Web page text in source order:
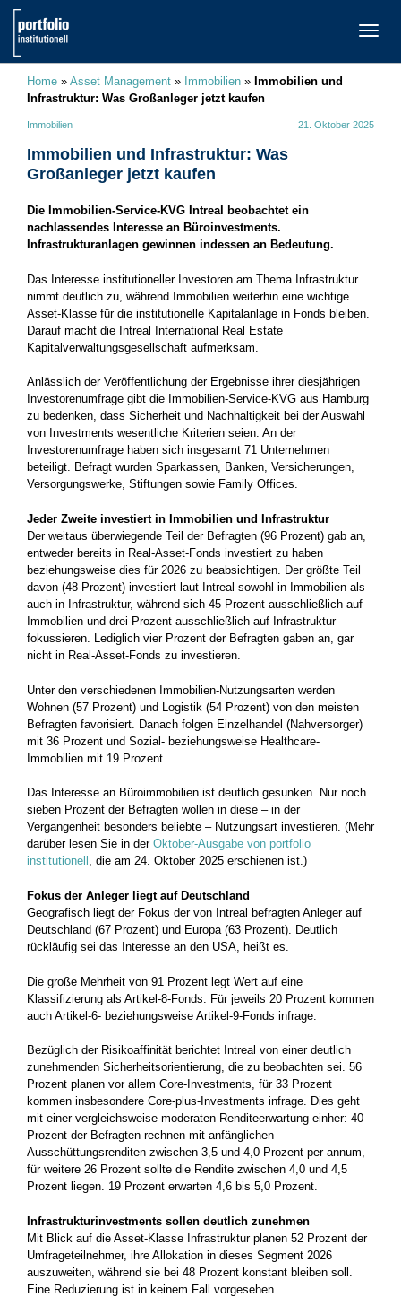
Home » Asset Management » Immobilien » Immobilien und
Infrastruktur: Was Großanleger jetzt kaufen
Immobilien 21. Oktober 2025
Immobilien und Infrastruktur: Was
Großanleger jetzt kaufen
Die Immobilien-Service-KVG Intreal beobachtet ein
nachlassendes Interesse an Büroinvestments.
Infrastrukturanlagen gewinnen indessen an Bedeutung.
Das Interesse institutioneller Investoren am Thema Infrastruktur
nimmt deutlich zu, während Immobilien weiterhin eine wichtige
Asset-Klasse für die institutionelle Kapitalanlage in Fonds bleiben.
Darauf macht die Intreal International Real Estate
Kapitalverwaltungsgesellschaft aufmerksam.
Anlässlich der Veröffentlichung der Ergebnisse ihrer diesjährigen
Investorenumfrage gibt die Immobilien-Service-KVG aus Hamburg
zu bedenken, dass Sicherheit und Nachhaltigkeit bei der Auswahl
von Investments wesentliche Kriterien seien. An der
Investorenumfrage haben sich insgesamt 71 Unternehmen
beteiligt. Befragt wurden Sparkassen, Banken, Versicherungen,
Versorgungswerke, Stiftungen sowie Family Offices.
Jeder Zweite investiert in Immobilien und Infrastruktur
Der weitaus überwiegende Teil der Befragten (96 Prozent) gab an,
entweder bereits in Real-Asset-Fonds investiert zu haben
beziehungsweise dies für 2026 zu beabsichtigen. Der größte Teil
davon (48 Prozent) investiert laut Intreal sowohl in Immobilien als
auch in Infrastruktur, während sich 45 Prozent ausschließlich auf
Immobilien und drei Prozent ausschließlich auf Infrastruktur
fokussieren. Lediglich vier Prozent der Befragten gaben an, gar
nicht in Real-Asset-Fonds zu investieren.
Unter den verschiedenen Immobilien-Nutzungsarten werden
Wohnen (57 Prozent) und Logistik (54 Prozent) von den meisten
Befragten favorisiert. Danach folgen Einzelhandel (Nahversorger)
mit 36 Prozent und Sozial- beziehungsweise Healthcare-
Immobilien mit 19 Prozent.
Das Interesse an Büroimmobilien ist deutlich gesunken. Nur noch
sieben Prozent der Befragten wollen in diese – in der
Vergangenheit besonders beliebte – Nutzungsart investieren. (Mehr
darüber lesen Sie in der Oktober-Ausgabe von portfolio
institutionell , die am 24. Oktober 2025 erschienen ist.)
Fokus der Anleger liegt auf Deutschland
Geografisch liegt der Fokus der von Intreal befragten Anleger auf
Deutschland (67 Prozent) und Europa (63 Prozent). Deutlich
rückläufig sei das Interesse an den USA, heißt es.
Die große Mehrheit von 91 Prozent legt Wert auf eine
Klassifizierung als Artikel-8-Fonds. Für jeweils 20 Prozent kommen
auch Artikel-6- beziehungsweise Artikel-9-Fonds infrage.
Bezüglich der Risikoaffinität berichtet Intreal von einer deutlich
zunehmenden Sicherheitsorientierung, die zu beobachten sei. 56
Prozent planen vor allem Core-Investments, für 33 Prozent
kommen insbesondere Core-plus-Investments infrage. Dies geht
mit einer vergleichsweise moderaten Renditeerwartung einher: 40
Prozent der Befragten rechnen mit anfänglichen
Ausschüttungsrenditen zwischen 3,5 und 4,0 Prozent per annum,
für weitere 26 Prozent sollte die Rendite zwischen 4,0 und 4,5
Prozent liegen. 19 Prozent erwarten 4,6 bis 5,0 Prozent.
Infrastrukturinvestments sollen deutlich zunehmen
Mit Blick auf die Asset-Klasse Infrastruktur planen 52 Prozent der
Umfrageteilnehmer, ihre Allokation in dieses Segment 2026
auszuweiten, während sie bei 48 Prozent konstant bleiben soll.
Eine Reduzierung ist in keinem Fall vorgesehen.